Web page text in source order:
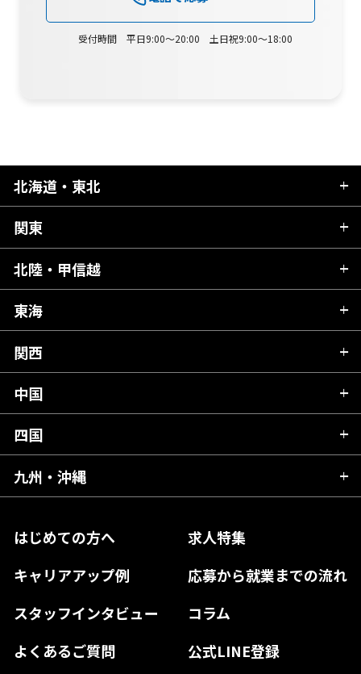
受付時間 平日9:00～20:00 土日祝9:00～18:00
はじめての方へ
求人特集
キャリアアップ例
応募から就業までの流れ
スタッフインタビュー
コラム
よくあるご質問
公式LINE登録
北海道・東北
北海道
青森県
秋田県
岩手県
宮城県
福島県
関東
茨城県
栃木県
群馬県
千葉県
東京都
神奈川県
北陸・甲信越
新潟県
富山県
石川県
山梨県
長野県
東海
岐阜県
静岡県
愛知県
関西
滋賀県
京都府
大阪府
奈良県
和歌山県
中国
広島県
岡山県
島根県
山口県
四国
愛媛県
高知県
徳島県
九州・沖縄
熊本県